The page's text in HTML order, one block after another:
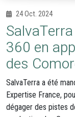
24 Oct. 2024
360 en
des
SalvaTerra a été
Expertise France,
dégager des pistes